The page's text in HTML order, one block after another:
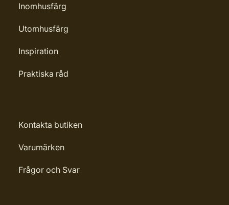
Inomhusfärg
Utomhusfärg
Inspiration
Praktiska råd
Kontakta butiken
Varumärken
Frågor och Svar